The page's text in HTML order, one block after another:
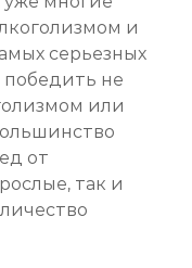
Записаться
Записаться
и
серьезных
победить не
или
от
так и